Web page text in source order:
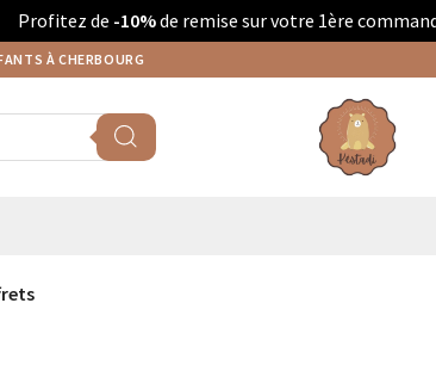
Profitez de -10%de remise sur votre 1ère
À CHERBOURG